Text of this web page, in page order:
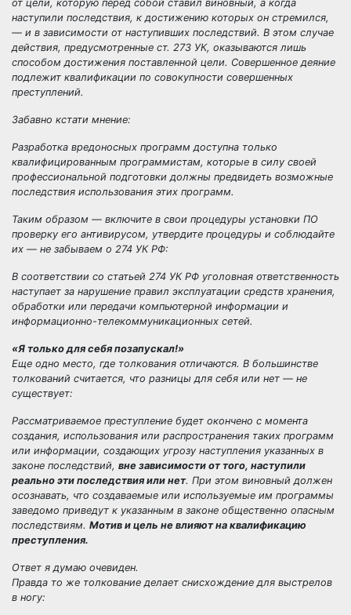
от цели, которую перед собой ставил виновный, а когда
наступили последствия, к достижению которых он стремился,
— и в зависимости от наступивших последствий. В этом случае
действия, предусмотренные ст. 273 УК, оказываются лишь
способом достижения поставленной цели. Совершенное деяние
подлежит квалификации по совокупности совершенных
преступлений.
Забавно кстати мнение:
Разработка вредоносных программ доступна только
квалифицированным программистам, которые в силу своей
профессиональной подготовки должны предвидеть возможные
последствия использования этих программ.
Таким образом — включите в свои процедуры установки ПО
проверку его антивирусом, утвердите процедуры и соблюдайте
их — не забываем о 274 УК РФ:
В соответствии со статьей 274 УК РФ уголовная ответственность
наступает за нарушение правил эксплуатации средств хранения,
обработки или передачи компьютерной информации и
информационно-телекоммуникационных сетей.
«Я только для себя позапускал!»
Еще одно место, где толкования отличаются. В большинстве
толкований считается, что разницы для себя или нет — не
существует:
Рассматриваемое преступление будет окончено с момента
создания, использования или распространения таких программ
или информации, создающих угрозу наступления указанных в
законе последствий, вне зависимости от того, наступили
реально эти последствия или нет. При этом виновный должен
осознавать, что создаваемые или используемые им программы
заведомо приведут к указанным в законе общественно опасным
последствиям. Мотив и цель не влияют на квалификацию
преступления.
Ответ я думаю очевиден.
Правда то же толкование делает снисхождение для выстрелов
в ногу: